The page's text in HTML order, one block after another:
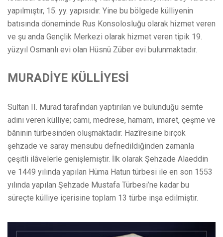
yapılmıştır, 15. yy. yapısıdır. Yine bu bölgede külliyenin
batısında döneminde Rus Konsolosluğu olarak hizmet veren
ve şu anda Gençlik Merkezi olarak hizmet veren tipik 19.
yüzyıl Osmanlı evi olan Hüsnü Züber evi bulunmaktadır.
MURADİYE KÜLLİYESİ
Sultan II. Murad tarafından yaptırılan ve bulunduğu semte
adını veren külliye; cami, medrese, hamam, imaret, çeşme ve
bâninin türbesinden oluşmaktadır. Hazîresine birçok
şehzade ve saray mensubu defnedildiğinden zamanla
çeşitli ilâvelerle genişlemiştir. İlk olarak Şehzade Alaeddin
ve 1449 yılında yapılan Hüma Hatun türbesi ile en son 1553
yılında yapılan Şehzade Mustafa Türbesi’ne kadar bu
süreçte külliye içerisine toplam 13 türbe inşa edilmiştir.